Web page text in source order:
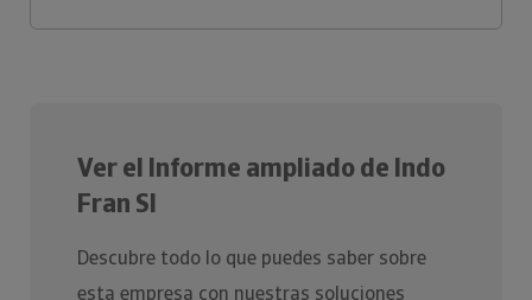
Ver el Informe ampliado de Indo
Fran Sl
Descubre todo lo que puedes saber sobre
esta empresa con nuestras soluciones